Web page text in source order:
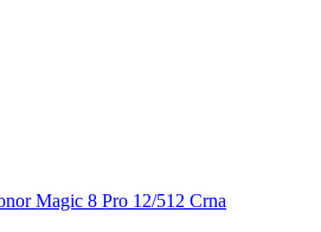
Magic 8 Pro 12/512 Crna